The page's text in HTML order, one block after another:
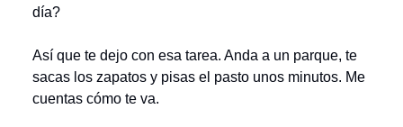
día?
Así que te dejo con esa tarea. Anda a un parque, te
sacas los zapatos y pisas el pasto unos minutos. Me
cuentas cómo te va.